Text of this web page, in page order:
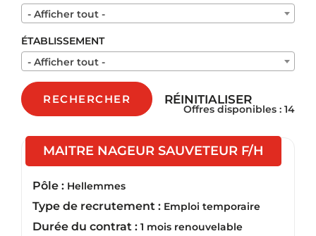
- Afficher tout -
ÉTABLISSEMENT
- Afficher tout -
RECHERCHER RÉINITIALISER
Offres disponibles : 14
MAITRE NAGEUR SAUVETEUR F/H
Pôle : Hellemmes
Type de recrutement : Emploi temporaire
Durée du contrat : 1 mois renouvelable